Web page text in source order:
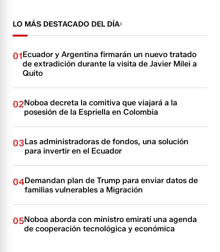
LO MÁS DESTACADO DEL DÍA
01Ecuador y Argentina firmarán un nuevo tratado
de extradición durante la visita de Javier Milei a
Quito
02Noboa decreta la comitiva que viajará a la
posesión de la Espriella en Colombia
03Las administradoras de fondos, una solución
para invertir en el Ecuador
04Demandan plan de Trump para enviar datos de
familias vulnerables a Migración
05Noboa aborda con ministro emiratí una agenda
de cooperación tecnológica y económica